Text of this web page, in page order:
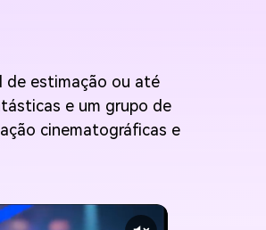
de estimação ou até
e um grupo de
cinematográficas e